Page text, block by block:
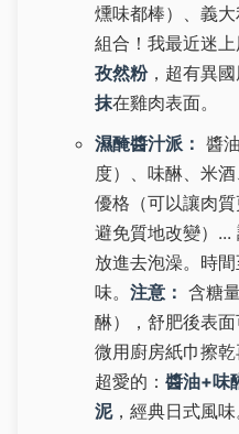
燻味都棒）、義
組合！我最近迷上
孜然粉，超有異
抹在雞肉表面。
濕醃醬汁派： 醬
度）、味醂、米
優格（可以讓肉
避免質地改變）...
放進去泡澡。時
味。 注意： 含糖
醂），舒肥後表
微用廚房紙巾擦
超愛的： 醬油+味
泥，經典日式風味